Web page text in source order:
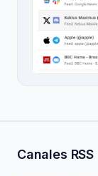
Canales RSS